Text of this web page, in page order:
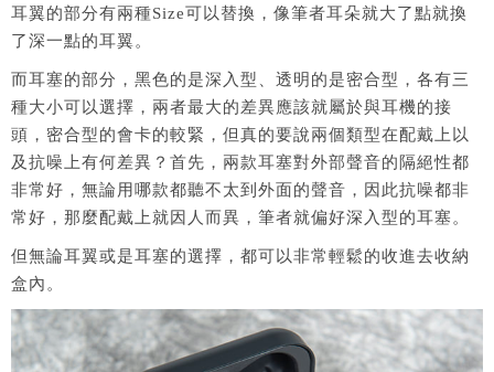
耳翼的部分有兩種Size可以替換，像筆者耳朵就大了點就換
了深一點的耳翼。
而耳塞的部分，黑色的是深入型、透明的是密合型，各有三
種大小可以選擇，兩者最大的差異應該就屬於與耳機的接
頭，密合型的會卡的較緊，但真的要說兩個類型在配戴上以
及抗噪上有何差異？首先，兩款耳塞對外部聲音的隔絕性都
非常好，無論用哪款都聽不太到外面的聲音，因此抗噪都非
常好，那麼配戴上就因人而異，筆者就偏好深入型的耳塞。
但無論耳翼或是耳塞的選擇，都可以非常輕鬆的收進去收納
盒內。